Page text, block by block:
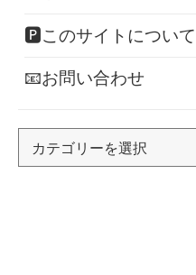
🅿このサイトについて
📧お問い合わせ